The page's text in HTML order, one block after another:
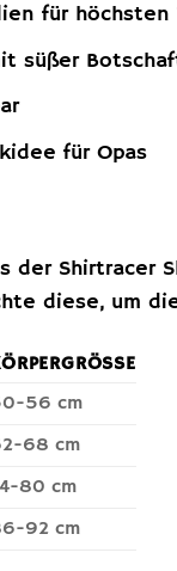
für höchsten
süßer
für Opas
der Shirtracer
diese, um
56 cm
68 cm
80 cm
92 cm